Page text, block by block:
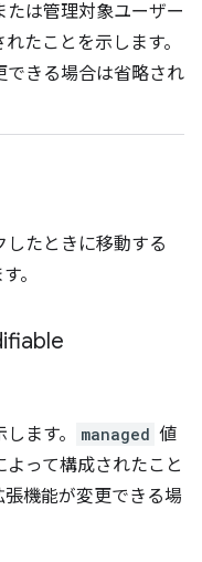
は管理対象ユーザー
たことを示します。
できる場合は省略され
たときに移動する
。
ます。 managed 値
って構成されたこと
機能が変更できる場